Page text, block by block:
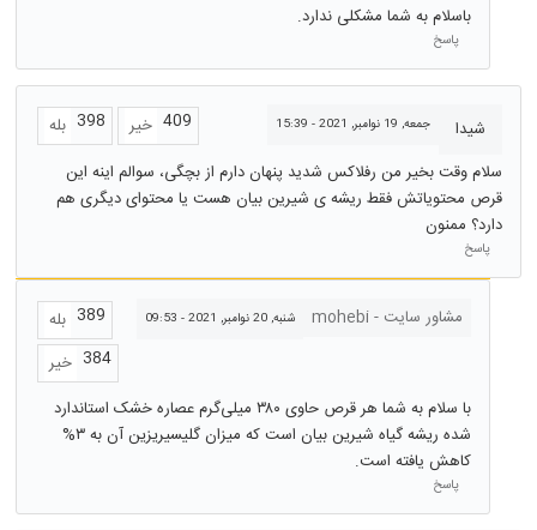
باسلام به شما مشکلی ندارد.
پاسخ
شیدا جمعه, 19 نوامبر, 2021 - 15:39 بله 398 خیر 409
سلام وقت بخیر من رفلاکس شدید پنهان دارم از بچگی، سوالم اینه این
قرص محتویاتش فقط ریشه ی شیرین بیان هست یا محتوای دیگری هم
دارد؟ ممنون
پاسخ
مشاور سایت - mohebi شنبه, 20 نوامبر, 2021 - 09:53 بله 389
خیر 384
با سلام به شما هر قرص حاوی ٣٨٠ ميلی‌گرم عصاره خشک استاندارد
شده ريشه گياه شيرين بيان است که ميزان گليسيريزين آن به ٣%
کاهش یافته است.
پاسخ